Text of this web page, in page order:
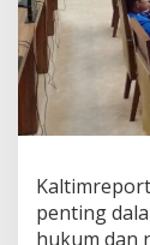
penting
hukum dan